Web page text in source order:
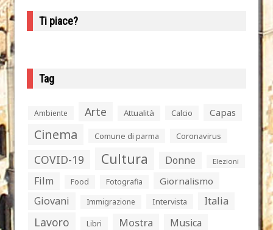
Ti piace?
Tag
Ambiente Arte Attualità Calcio Capas
Cinema Comune di parma Coronavirus
COVID-19 Cultura Donne Elezioni
Film Food Fotografia Giornalismo
Giovani Immigrazione Intervista Italia
Lavoro Libri Mostra Musica